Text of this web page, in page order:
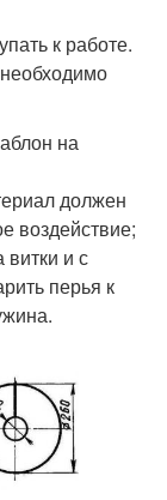
к работе.
на
должен
воздействие;
витки и с
перья к